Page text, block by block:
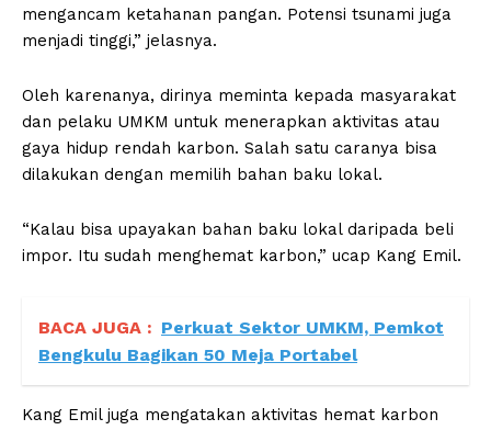
mengancam ketahanan pangan. Potensi tsunami juga
menjadi tinggi,” jelasnya.
Oleh karenanya, dirinya meminta kepada masyarakat
dan pelaku UMKM untuk menerapkan aktivitas atau
gaya hidup rendah karbon. Salah satu caranya bisa
dilakukan dengan memilih bahan baku lokal.
“Kalau bisa upayakan bahan baku lokal daripada beli
impor. Itu sudah menghemat karbon,” ucap Kang Emil.
BACA JUGA : Perkuat Sektor UMKM, Pemkot
Bengkulu Bagikan 50 Meja Portabel
Kang Emil juga mengatakan aktivitas hemat karbon